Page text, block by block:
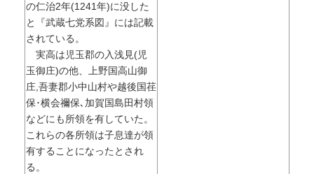
の仁治2年(1241年)に没した
と『武蔵七党系図』には記載
されている。
実高は児玉郡の入浅見(児
玉御庄)の他、上野国高山御
庄,吾妻郡小中山村や越後国荏
保･横会禰保､加賀国島田村領
などにも所領を有していた。
これらの各所領は子息達が領
有することになったとされ
る。